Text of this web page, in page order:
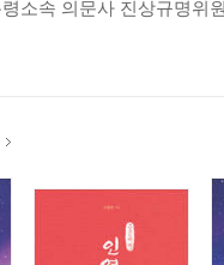
타
출마했다면”
세 발언
령소속 의문사 진상규명위